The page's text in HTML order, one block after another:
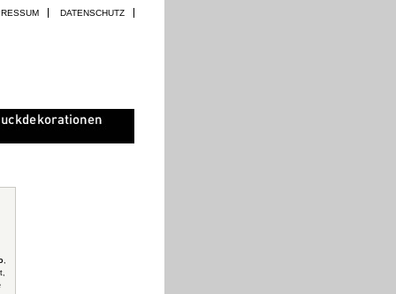
DATENSCHUTZ
,